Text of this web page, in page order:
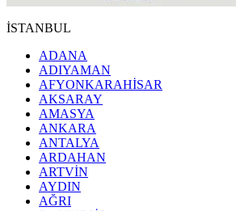
İSTANBUL
ADANA
ADIYAMAN
AFYONKARAHİSAR
AKSARAY
AMASYA
ANKARA
ANTALYA
ARDAHAN
ARTVİN
AYDIN
AĞRI